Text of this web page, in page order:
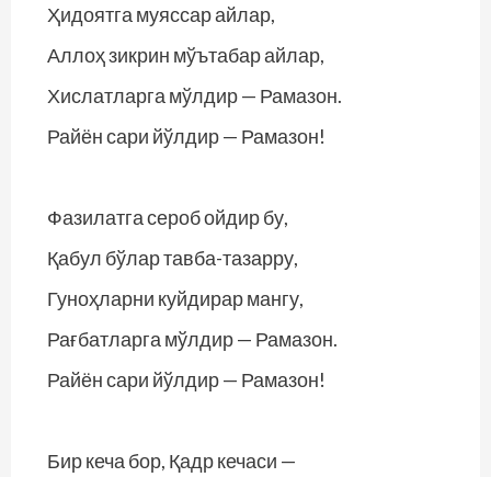
Ҳидоятга муяссар айлар,
Аллоҳ зикрин мўътабар айлар,
Хислатларга мўлдир — Рамазон.
Райён сари йўлдир — Рамазон!
Фазилатга сероб ойдир бу,
Қабул бўлар тавба-тазарру,
Гуноҳларни куйдирар мангу,
Рағбатларга мўлдир — Рамазон.
Райён сари йўлдир — Рамазон!
Бир кеча бор, Қадр кечаси —